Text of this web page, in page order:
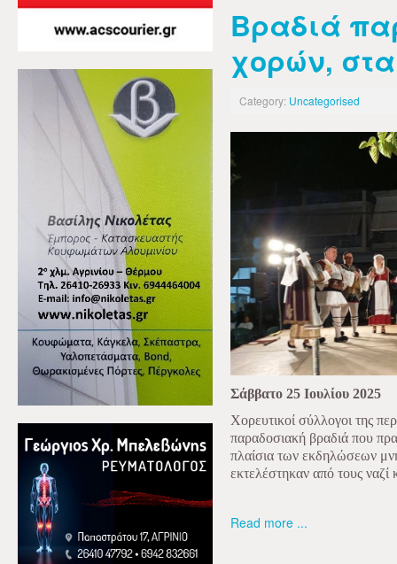
Βραδιά
χορών,
Category: Uncategorised
Σάββατο 25 Ιουλίου 2025
Χορευτικοί σύλλογοι της
παραδοσιακή βραδιά που
πλαίσια των εκδηλώσεων
εκτελέστηκαν από τους ναζί
Read more ...